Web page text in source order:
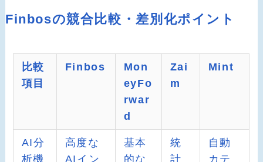
Finbosの競合比較・差別化ポイント
比較
項目
Finbos
Mon
eyFo
rwar
d
Zai
m
Mint
AI分
析機
高度な
AIイン
基本
的な
統
計
自動
カテ